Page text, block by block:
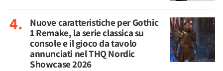
Nuove caratteristiche per Gothic
1 Remake, la serie classica su
console e il gioco da tavolo
annunciati nel THQ Nordic
Showcase 2026